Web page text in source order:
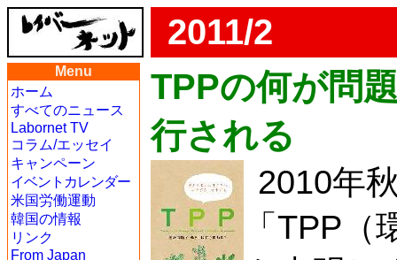
2011/2
Menu
ホーム
すべてのニュース
Labornet TV
コラム/エッセイ
キャンペーン
イベントカレンダー
米国労働運動
韓国の情報
リンク
From Japan
TPPの何が問
行される
2010年
「TPP